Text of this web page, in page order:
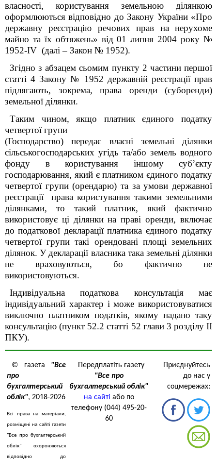
власності, користування земельною ділянкою
оформлюються відповідно до Закону України «Про
державну реєстрацію речових прав на нерухоме
майно та їх обтяжень» від 01 липня 2004 року №
1952-IV (далі – Закон № 1952).
Згідно з абзацем сьомим пункту 2 частини першої
статті 4 Закону № 1952 державній реєстрації прав
підлягають, зокрема, права оренди (суборенди)
земельної ділянки.
Таким чином, якщо платник єдиного податку
четвертої групи
(Господарство) передає власні земельні ділянки
сільськогосподарських угідь та/або земель водного
фонду в користування іншому суб’єкту
господарювання, який є платником єдиного податку
четвертої групи (орендарю) та за умови державної
реєстрації права користування такими земельними
ділянками, то такий платник, який фактично
використовує ці ділянки на праві оренди, включає
до податкової декларації платника єдиного податку
четвертої групи такі орендовані площі земельних
ділянок. У декларації власника така земельні ділянки
не враховуються, бо фактично не
використовуються.
Індивідуальна податкова консультація має
індивідуальний характер і може використовуватися
виключно платником податків, якому надано таку
консультацію (пункт 52.2 статті 52 глави 3 розділу ІІ
ПКУ).
© газета "Все
про
бухгалтерський
облік", 2018-2026
Всі права на матеріали,
розміщені на сайті газети
"Все про бухгалтерський
облік" охороняються
відповідно до
Передплатіть газету
"Все про
бухгалтерський облік"
на сайті або по
телефону (044) 495-20-
60
Приєднуйтесь
до нас у
соцмережах: